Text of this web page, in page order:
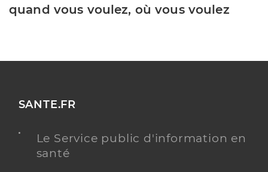
quand vous voulez, où vous voulez
SANTE.FR
Le Service public d'information en
santé